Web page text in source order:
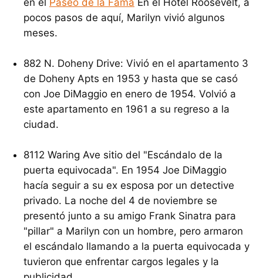
en el Paseo de la Fama En el Hotel Roosevelt, a
pocos pasos de aquí, Marilyn vivió algunos
meses.
882 N. Doheny Drive: Vivió en el apartamento 3
de Doheny Apts en 1953 y hasta que se casó
con Joe DiMaggio en enero de 1954. Volvió a
este apartamento en 1961 a su regreso a la
ciudad.
8112 Waring Ave sitio del "Escándalo de la
puerta equivocada". En 1954 Joe DiMaggio
hacía seguir a su ex esposa por un detective
privado. La noche del 4 de noviembre se
presentó junto a su amigo Frank Sinatra para
"pillar" a Marilyn con un hombre, pero armaron
el escándalo llamando a la puerta equivocada y
tuvieron que enfrentar cargos legales y la